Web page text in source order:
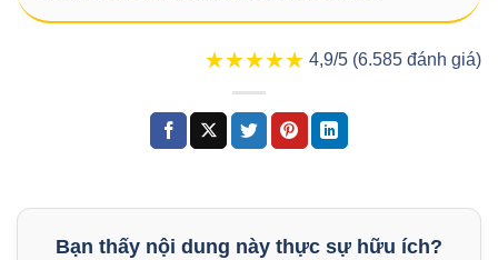
★★★★★
★★★★★ 4,9/5 (6.585 đánh giá)
Bạn thấy nội dung này thực sự hữu ích?